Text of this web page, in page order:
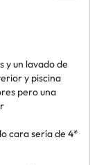
y un lavado de
y piscina
pero una
cara sería de 4*